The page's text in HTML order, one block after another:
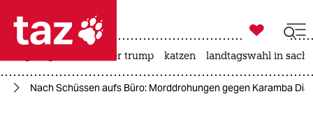
 taz zahl ich
taz zahl ich

taz zahl ich
usa unter trump katzen landtagswahl in
Nach Schüssen aufs Büro: Morddrohungen gegen Karamba